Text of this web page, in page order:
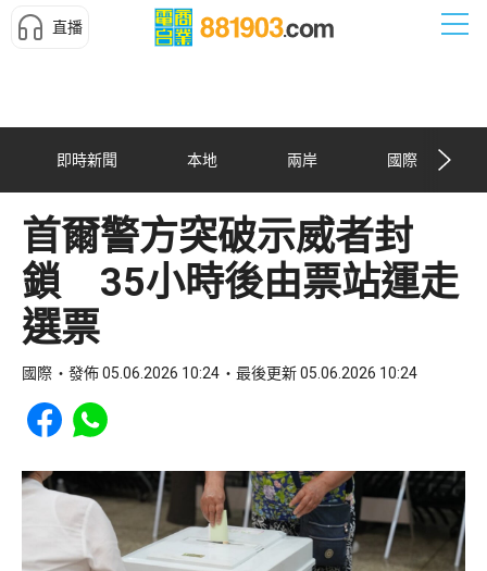
直播
即時新聞 本地 兩岸 國際
首爾警方突破示威者封
鎖 35小時後由票站運走
選票
國際 發佈 05.06.2026 10:24 最後更新 05.06.2026 10:24
Share to Facebook
Share to WhatsApp